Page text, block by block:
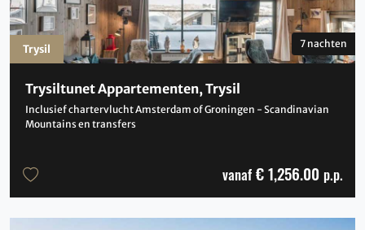
Trysiltunet Appartementen, Trysil
Inclusief chartervlucht Amsterdam of Groningen - Scandinavian
Mountains en transfers
7 nachten
vanaf € 1,256.00 p.p.
Trysil